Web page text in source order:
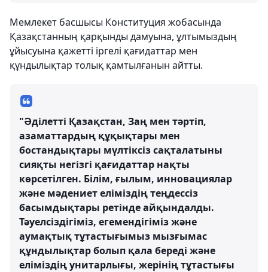
Мемлекет басшысы Конституция жобасында
Қазақстанның қарқынды дамуына, ұлтымыздың
ұйысуына қажетті іргелі қағидаттар мен
құндылықтар толық қамтылғанын айтты.
"Әділетті Қазақстан, Заң мен тәртіп,
азаматтардың құқықтары мен
бостандықтары мүлтіксіз сақталатыны
сияқты негізгі қағидаттар нақты
көрсетілген. Білім, ғылым, инновациялар
және мәдениет еліміздің теңдессіз
басымдықтары ретінде айқындалды.
Тәуелсіздігіміз, егемендігіміз және
аумақтық тұтастығымыз мызғымас
құндылықтар болып қала береді және
еліміздің унитарлығы, жерінің тұтастығы